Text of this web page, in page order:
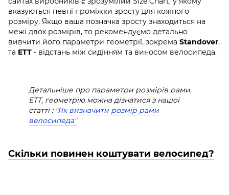
вказуються певні проміжки зросту для кожного
розміру. Якщо ваша позначка зросту знаходиться на
межі двох розмірів, то рекомендуємо детально
вивчити його параметри геометрії, зокрема Standover,
та ETT - відстань між сидінням та виносом велосипеда.
Детальніше про параметри розмірів рами,
ETT, геометрію можна дізнатися з нашої
статті : "Як визначити розмір рами
велосипеда"
Скільки повинен коштувати велосипед?